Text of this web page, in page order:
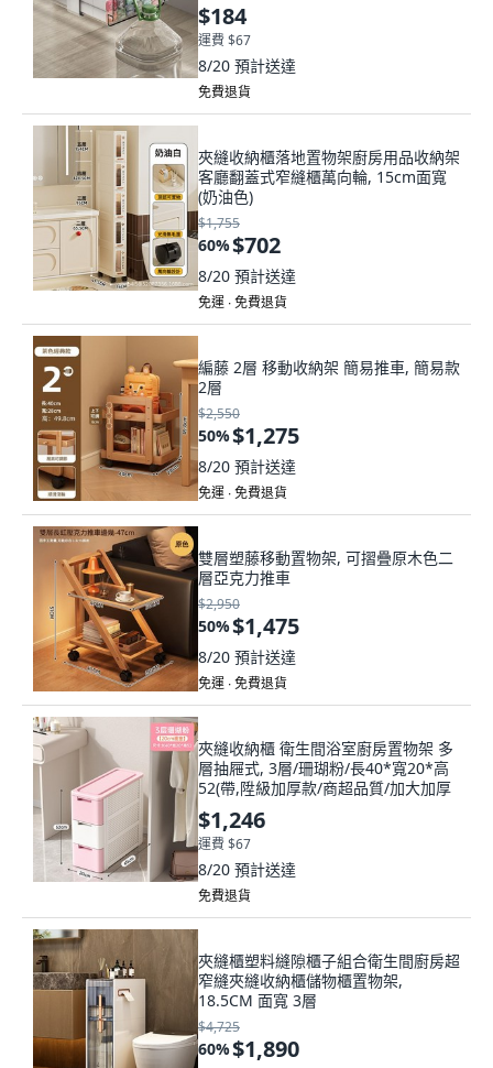
$184
運費 $67
8/20 預計送達
免費退貨
夾縫收納櫃落地置物架廚房用品收納架
客廳翻蓋式窄縫櫃萬向輪, 15cm面寬
(奶油色)
$1,755
60%$702
8/20 預計送達
免運 ∙ 免費退貨
編藤 2層 移動收納架 簡易推車, 簡易款
2層
$2,550
50%$1,275
8/20 預計送達
免運 ∙ 免費退貨
雙層塑藤移動置物架, 可摺疊原木色二
層亞克力推車
$2,950
50%$1,475
8/20 預計送達
免運 ∙ 免費退貨
夾縫收納櫃 衛生間浴室廚房置物架 多
層抽屜式, 3層/珊瑚粉/長40*寬20*高
52(帶,陞級加厚款/商超品質/加大加厚
$1,246
運費 $67
8/20 預計送達
免費退貨
夾縫櫃塑料縫隙櫃子組合衛生間廚房超
窄縫夾縫收納櫃儲物櫃置物架,
18.5CM 面寬 3層
$4,725
60%$1,890